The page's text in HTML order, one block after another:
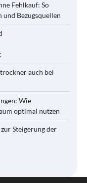
Fehlkauf: So
Bezugsquellen
auch bei
Wie
optimal nutzen
Steigerung der